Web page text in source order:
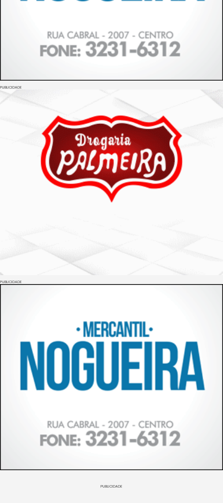
PUBLICIDADE
PUBLICIDADE
PUBLICIDADE